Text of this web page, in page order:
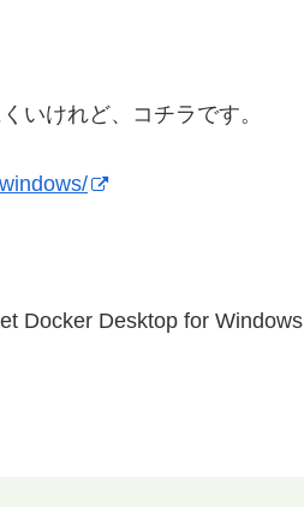
いけれど、コチラです。
Docker Desktop for Windows